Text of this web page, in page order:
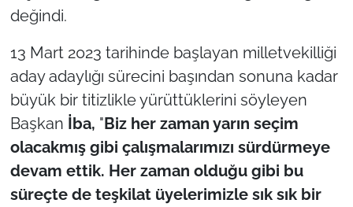
değindi.
13 Mart 2023 tarihinde başlayan milletvekilliği
aday adaylığı sürecini başından sonuna kadar
büyük bir titizlikle yürüttüklerini söyleyen
Başkan İba, "Biz her zaman yarın seçim
olacakmış gibi çalışmalarımızı sürdürmeye
devam ettik. Her zaman olduğu gibi bu
süreçte de teşkilat üyelerimizle sık sık bir